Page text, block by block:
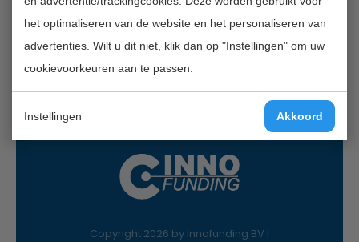
het optimaliseren van de website en het personaliseren van
advertenties. Wilt u dit niet, klik dan op "Instellingen" om uw
cookievoorkeuren aan te passen.
Instellingen Akkoord
Nieuwe Gracht 7
2011 NB Haarlem
Mail:info@innofunding.nl
Copyright 2026 by Innofunding BV |